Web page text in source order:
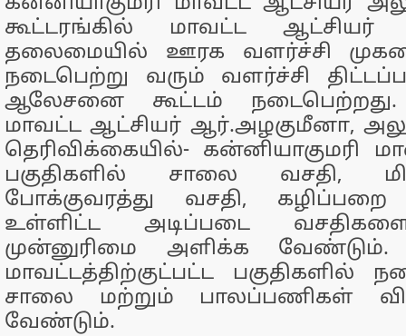
கூட்டரங்கில் மாவட்ட ஆட்சியர்
தலைமையில் ஊரக வளர்ச்சி
நடைபெற்று வரும் வளர்ச்சி
ஆலேசனை கூட்டம் நடைபெற்றது.
மாவட்ட ஆட்சியர் ஆர்.அழகுமீனா,
தெரிவிக்கையில்- கன்னியாகுமரி
பகுதிகளில் சாலை வசதி,
போக்குவரத்து வசதி, கழிப்பறை
உள்ளிட்ட அடிப்படை
முன்னுரிமை அளிக்க வேண்டும்.
மாவட்டத்திற்குட்பட்ட பகுதிகளில்
சாலை மற்றும் பாலப்பணிகள்
வேண்டும்.